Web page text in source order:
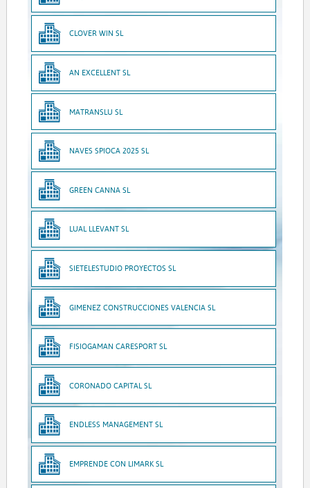
CLOVER WIN SL
AN EXCELLENT SL
MATRANSLU SL
NAVES SPIOCA 2025 SL
GREEN CANNA SL
LUAL LLEVANT SL
SIETELESTUDIO PROYECTOS SL
GIMENEZ CONSTRUCCIONES VALENCIA SL
FISIOGAMAN CARESPORT SL
CORONADO CAPITAL SL
ENDLESS MANAGEMENT SL
EMPRENDE CON LIMARK SL